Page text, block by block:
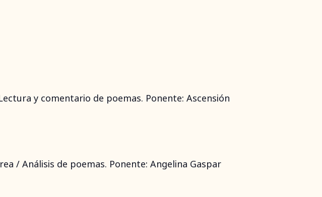
y comentario de poemas. Ponente: Ascensión
/ Análisis de poemas. Ponente: Angelina Gaspar